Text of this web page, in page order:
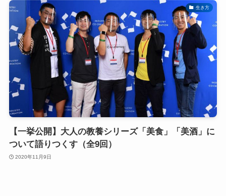
生き方
【一挙公開】大人の教養シリーズ「美食」「美酒」に
ついて語りつくす（全9回）
2020年11月9日